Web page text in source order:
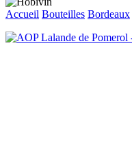
Accueil Bouteilles Bordeaux